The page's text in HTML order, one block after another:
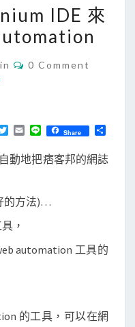
IDE 來
C
T
S
0 Comment
i
t
r
E
a
i
n
e
Share
動地把痞客邦的網誌
的方法)…
，
automation 工具的
的工具，可以在網